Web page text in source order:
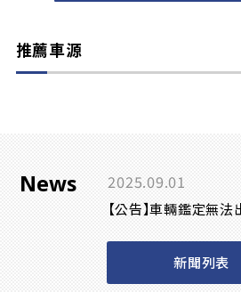
推薦車源
News 2025.09.01
【公告】車輛鑑定無
新聞列表